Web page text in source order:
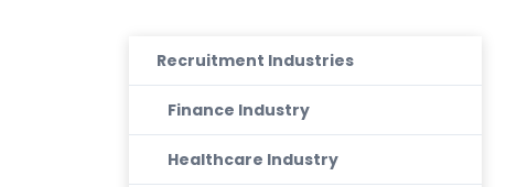
Recruitment Industries
Finance Industry
Healthcare Industry